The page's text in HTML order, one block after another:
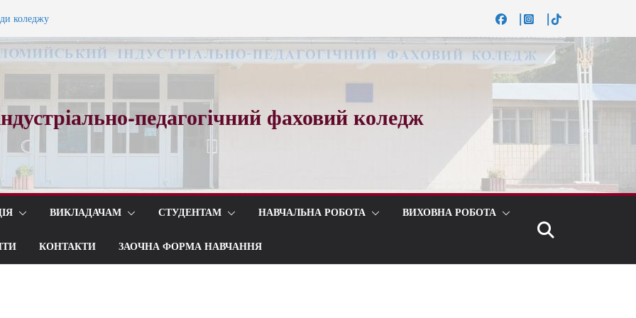
коледжу
вальсу…
педагогічний фаховий коледж
ВИКЛАДАЧАМ СТУДЕНТАМ НАВЧАЛЬНА РОБОТА ВИХОВНА РОБОТА
КОНТАКТИ ЗАОЧНА ФОРМА НАВЧАННЯ